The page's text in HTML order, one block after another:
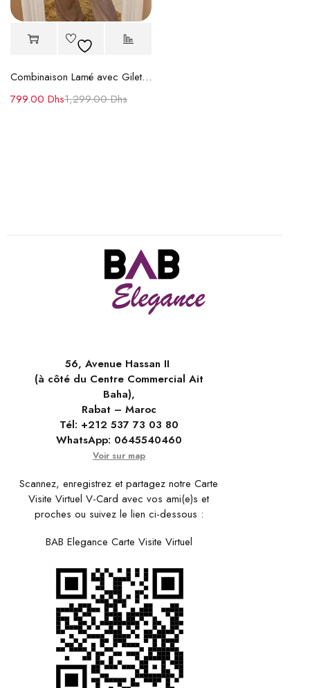
Combinaison Lamé avec Gilet Velours Brodé
1,299.00Dhs
799.00 Dhs
56, Avenue Hassan II
(à côté du Centre Commercial Ait
Baha),
Rabat – Maroc
Tél: +212 537 73 03 80
WhatsApp: 0645540460
Voir sur map
Scannez, enregistrez et partagez notre Carte
Visite Virtuel V-Card avec vos ami(e)s et
proches ou suivez le lien ci-dessous :
BAB Elegance Carte Visite Virtuel